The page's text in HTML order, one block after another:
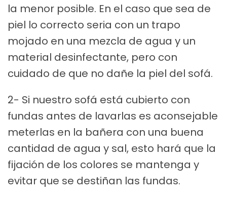
la menor posible. En el caso que sea de
piel lo correcto seria con un trapo
mojado en una mezcla de agua y un
material desinfectante, pero con
cuidado de que no dañe la piel del sofá.
2- Si nuestro sofá está cubierto con
fundas antes de lavarlas es aconsejable
meterlas en la bañera con una buena
cantidad de agua y sal, esto hará que la
fijación de los colores se mantenga y
evitar que se destiñan las fundas.